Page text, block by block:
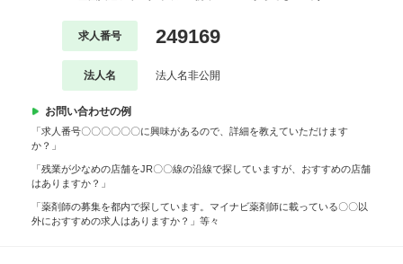
求人番号 249169
法人名 法人名非公開
お問い合わせの例
「求人番号〇〇〇〇〇〇に興味があるので、詳細を教えていただけます
か？」
「残業が少なめの店舗をJR〇〇線の沿線で探していますが、おすすめの店舗
はありますか？」
「薬剤師の募集を都内で探しています。マイナビ薬剤師に載っている〇〇以
外におすすめの求人はありますか？」等々